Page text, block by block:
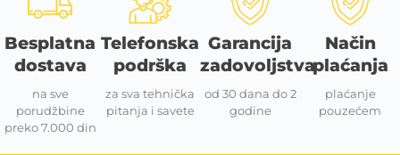
Besplatna
dostava
na sve
porudžbine
preko 7.000 din
Telefonska
podrška
za sva tehnička
pitanja i savete
Garancija
zadovoljstva
od 30 dana do 2
godine
Način
plaćanja
plaćanje
pouzećem